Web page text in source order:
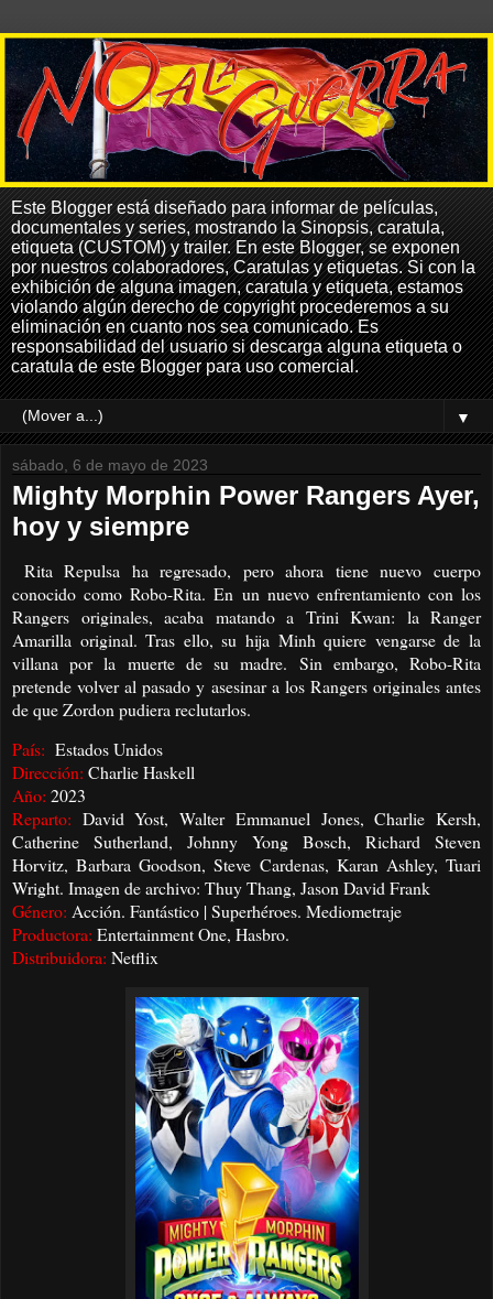
Este Blogger está diseñado para informar de películas,
documentales y series, mostrando la Sinopsis, caratula,
etiqueta (CUSTOM) y trailer. En este Blogger, se exponen
por nuestros colaboradores, Caratulas y etiquetas. Si con la
exhibición de alguna imagen, caratula y etiqueta, estamos
violando algún derecho de copyright procederemos a su
eliminación en cuanto nos sea comunicado. Es
responsabilidad del usuario si descarga alguna etiqueta o
caratula de este Blogger para uso comercial.
▼
sábado, 6 de mayo de 2023
Mighty Morphin Power Rangers Ayer,
hoy y siempre
Rita Repulsa ha regresado, pero ahora tiene nuevo cuerpo
conocido como Robo-Rita. En un nuevo enfrentamiento con los
Rangers originales, acaba matando a Trini Kwan: la Ranger
Amarilla original. Tras ello, su hija Minh quiere vengarse de la
villana por la muerte de su madre. Sin embargo, Robo-Rita
pretende volver al pasado y asesinar a los Rangers originales antes
de que Zordon pudiera reclutarlos.
País: Estados Unidos
Dirección: Charlie Haskell
Año: 2023
Reparto: David Yost, Walter Emmanuel Jones, Charlie Kersh,
Catherine Sutherland, Johnny Yong Bosch, Richard Steven
Horvitz, Barbara Goodson, Steve Cardenas, Karan Ashley, Tuari
Wright. Imagen de archivo: Thuy Thang, Jason David Frank
Género: Acción. Fantástico | Superhéroes. Mediometraje
Productora: Entertainment One, Hasbro.
Distribuidora: Netflix